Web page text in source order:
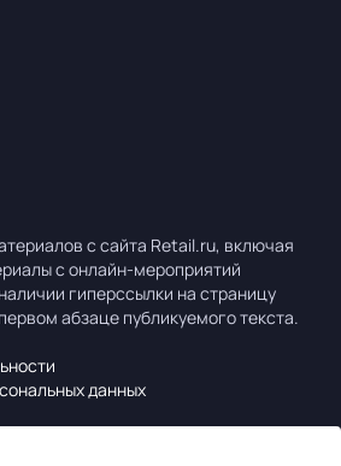
с сайта Retail.ru, включая
с онлайн-мероприятий
гиперссылки на страницу
абзаце публикуемого текста.
данных